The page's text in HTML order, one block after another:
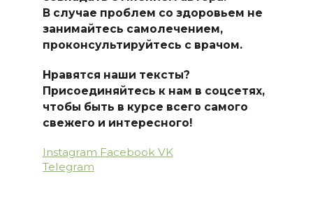
В случае проблем со здоровьем не
занимайтесь самолечением,
проконсультируйтесь с врачом.
Нравятся наши тексты?
Присоединяйтесь к нам в соцсетях,
чтобы быть в курсе всего самого
свежего и интересного!
Instagram Facebook VK
Telegram